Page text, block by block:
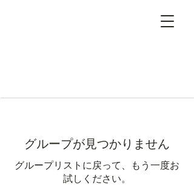
グループが見つかりません
グループリストに戻って、もう一度お
試しください。